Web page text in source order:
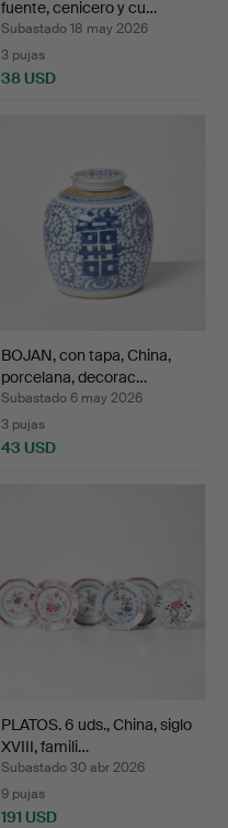
fuente, cenicero y cu…
Subastado 18 may 2026
3 pujas
38 USD
BOJAN, con tapa, China,
porcelana, decorac…
Subastado 6 may 2026
3 pujas
43 USD
PLATOS. 6 uds., China, siglo
XVIII, famili…
Subastado 30 abr 2026
9 pujas
191 USD